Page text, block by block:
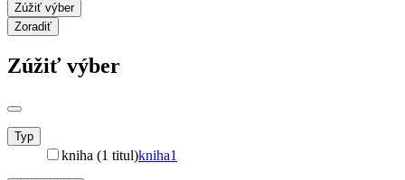
Zúžiť výber
Zoradiť
Zúžiť výber
Typ
kniha (1 titul)kniha1